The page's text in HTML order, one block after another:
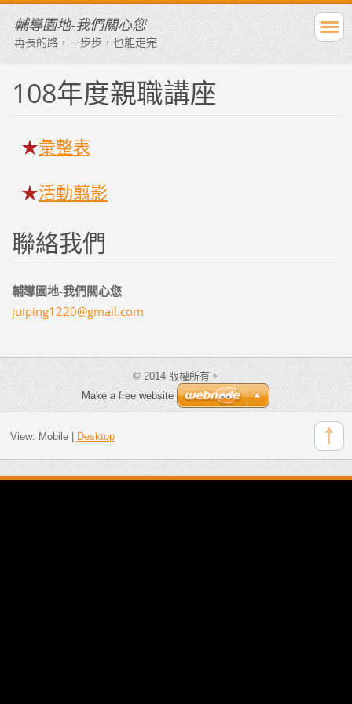
輔導園地-我們關心您
再長的路，一步步，也能走完
108年度親職講座
★彙整表
★活動翦影
聯絡我們
輔導園地-我們關心您
juiping1 220@gmail.com
© 2014 版權所有。
Make a free website
View: Mobile| Desktop